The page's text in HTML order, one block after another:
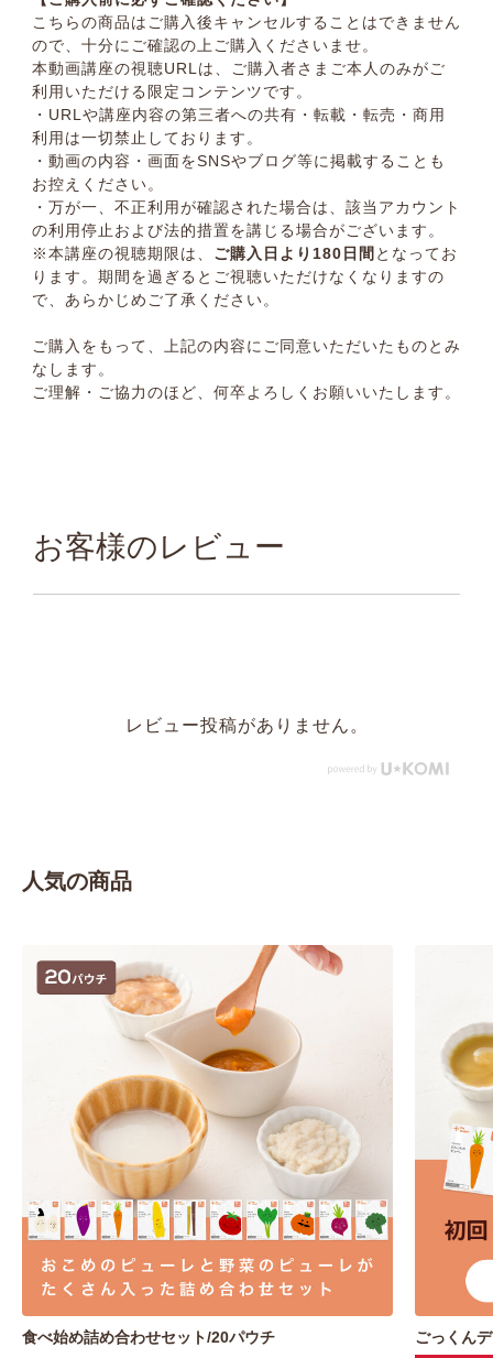
こちらの商品はご購入後キャンセルすることはできません
ので、十分にご確認の上ご購入くださいませ。
本動画講座の視聴URLは、ご購入者さまご本人のみがご
利用いただける限定コンテンツです。
・URLや講座内容の第三者への共有・転載・転売・商用
利用は一切禁止しております。
・動画の内容・画面をSNSやブログ等に掲載することも
お控えください。
・万が一、不正利用が確認された場合は、該当アカウント
の利用停止および法的措置を講じる場合がございます。
※本講座の視聴期限は、 ご購入日より180日間 となってお
ります。期間を過ぎるとご視聴いただけなくなりますの
で、あらかじめご了承ください。
ご購入をもって、上記の内容にご同意いただいたものとみ
なします。
ご理解・ご協力のほど、何卒よろしくお願いいたします。
お客様のレビュー
レビュー投稿がありません。
人気の商品
食べ始め詰め合わせセット/20パウチ ごっくん